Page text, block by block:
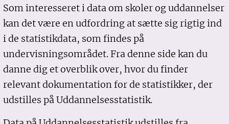
Som interesseret i data om skoler og uddannelser
kan det være en udfordring at sætte sig rigtig ind
i de statistikdata, som findes på
undervisningsområdet. Fra denne side kan du
danne dig et overblik over, hvor du finder
relevant dokumentation for de statistikker, der
udstilles på Uddannelsesstatistik.